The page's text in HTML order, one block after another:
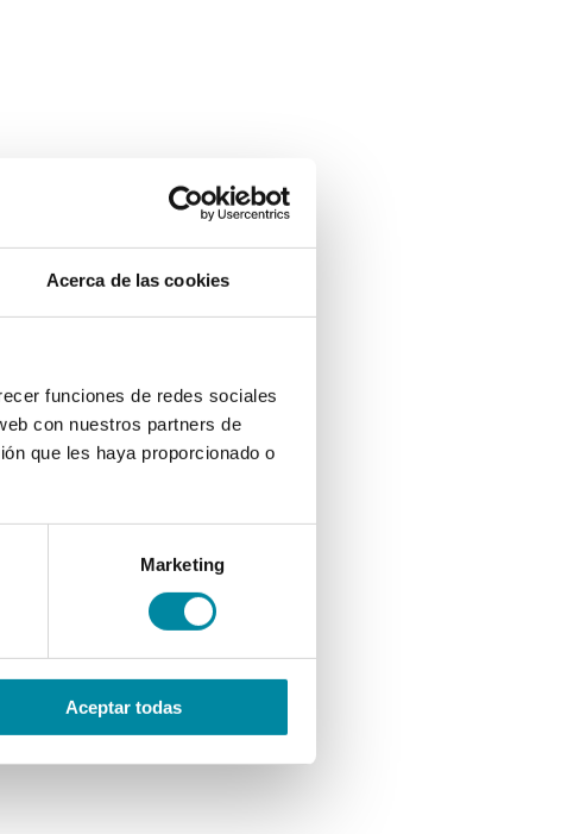
Acerca de las cookies
funciones de redes sociales
con nuestros partners de
que les haya proporcionado o
Marketing
Aceptar todas